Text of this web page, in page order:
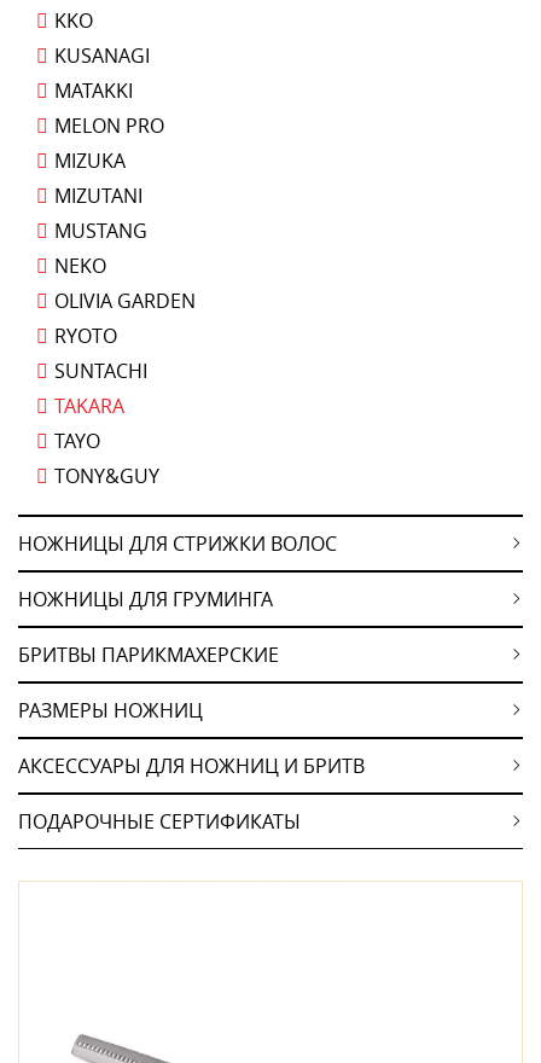
KKO
KUSANAGI
MATAKKI
MELON PRO
MIZUKA
MIZUTANI
MUSTANG
NEKO
OLIVIA GARDEN
RYOTO
SUNTACHI
TAKARA
TAYO
TONY&GUY
НОЖНИЦЫ ДЛЯ СТРИЖКИ ВОЛОС
НОЖНИЦЫ ДЛЯ ГРУМИНГА
БРИТВЫ ПАРИКМАХЕРСКИЕ
РАЗМЕРЫ НОЖНИЦ
АКСЕССУАРЫ ДЛЯ НОЖНИЦ И БРИТВ
ПОДАРОЧНЫЕ СЕРТИФИКАТЫ